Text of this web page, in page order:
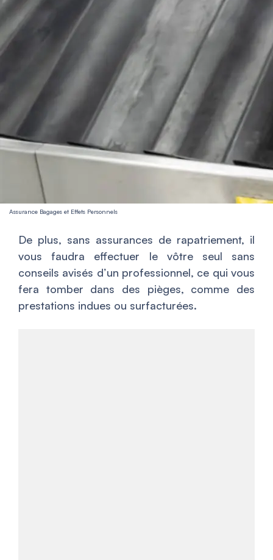
Assurance Bagages et Effets Personnels
De plus, sans assurances de rapatriement, il
vous faudra effectuer le vôtre seul sans
conseils avisés d’un professionnel, ce qui vous
fera tomber dans des pièges, comme des
prestations indues ou surfacturées.